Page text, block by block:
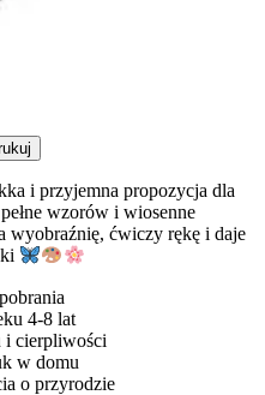
i przyjemna propozycja dla
wzorów i wiosenne
wyobraźnię, ćwiczy rękę i daje
4-8 lat
i cierpliwości
w domu
o przyrodzie